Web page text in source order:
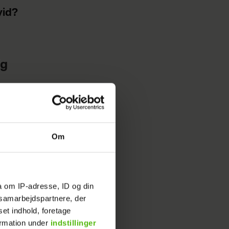
Om
om IP-adresse, ID og din
der
indhold, foretage
under indstillinger
at
gør den
nogle